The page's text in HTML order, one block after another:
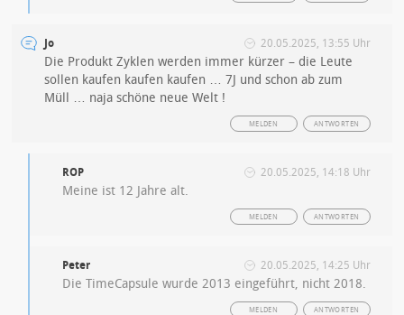
Jo 20.05.2025, 13:55 Uhr
Die Produkt Zyklen werden immer kürzer – die Leute
sollen kaufen kaufen kaufen … 7J und schon ab zum
Müll … naja schöne neue Welt !
ANTWORTEN
MELDEN
ROP 20.05.2025, 14:18 Uhr
Meine ist 12 Jahre alt.
ANTWORTEN
MELDEN
Peter 20.05.2025, 14:25 Uhr
Die TimeCapsule wurde 2013 eingeführt, nicht 2018.
ANTWORTEN
MELDEN